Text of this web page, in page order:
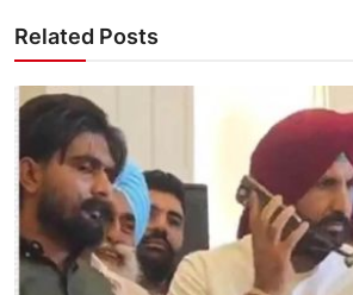
Related Posts